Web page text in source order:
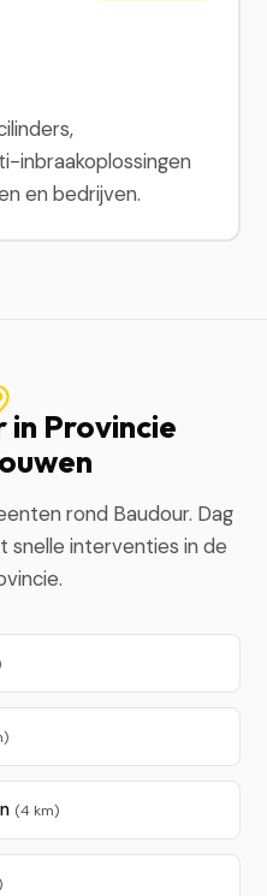
inbraakoplossingen
en bedrijven.
Provincie
rond Baudour. Dag
snelle interventies in de
(4 km)